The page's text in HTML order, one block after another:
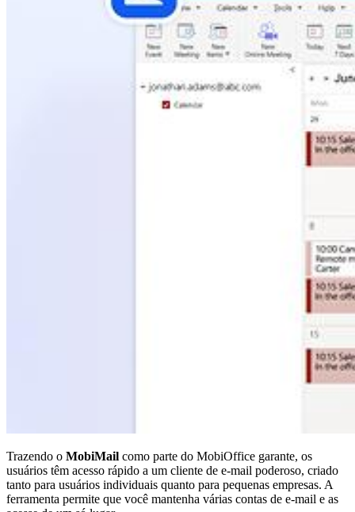
Trazendo o MobiMail como parte do MobiOffice garante, os
usuários têm acesso rápido a um cliente de e-mail poderoso, criado
tanto para usuários individuais quanto para pequenas empresas. A
ferramenta permite que você mantenha várias contas de e-mail e as